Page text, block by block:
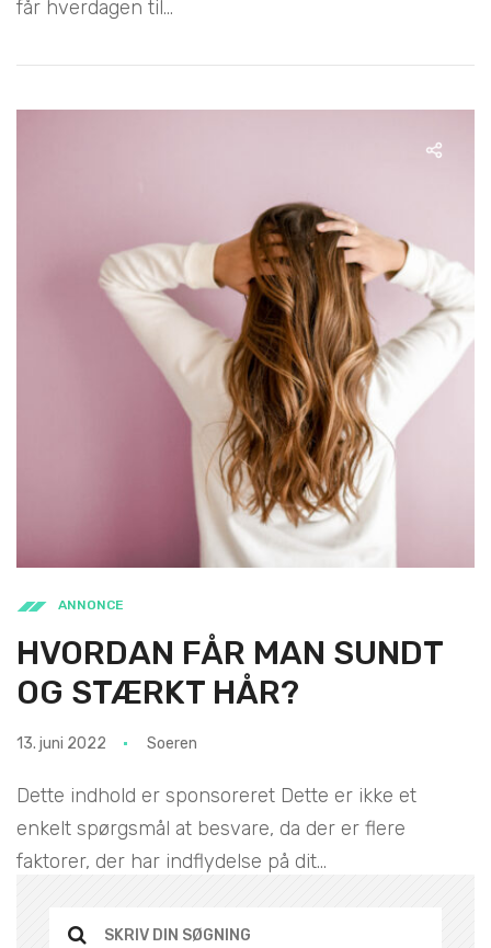
får hverdagen til...
ANNONCE
HVORDAN FÅR MAN SUNDT
OG STÆRKT HÅR?
13. juni 2022 Soeren
Dette indhold er sponsoreret Dette er ikke et
enkelt spørgsmål at besvare, da der er flere
faktorer, der har indflydelse på dit...